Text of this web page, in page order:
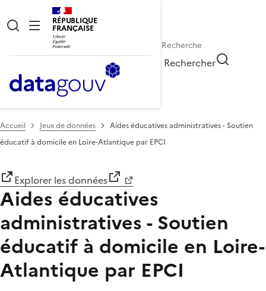
RÉPUBLIQUE
FRANÇAISE
Rechercher
Accueil Jeux de données
Aides éducatives administratives - Soutien
éducatif à domicile en Loire-Atlantique par EPCI
Explorer les données
Aides éducatives
administratives - Soutien
éducatif à domicile en Loire-
Atlantique par EPCI